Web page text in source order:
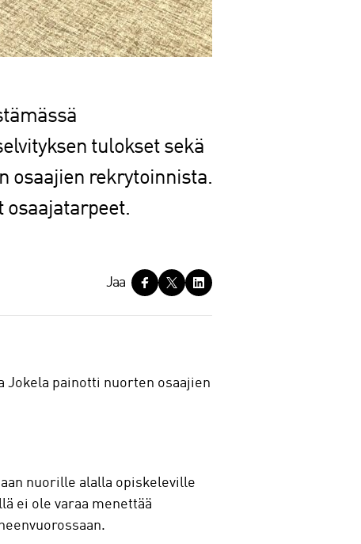
tulokset sekä
osaajien rekrytoinnista.
osaajatarpeet.
Jaa
Jokela painotti nuorten osaajien
nuorille alalla opiskeleville
ei ole varaa menettää